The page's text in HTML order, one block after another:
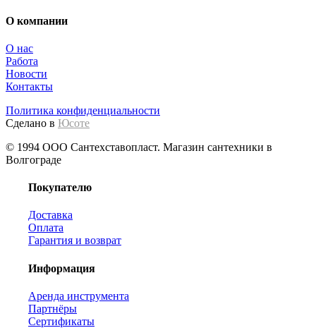
О компании
О нас
Работа
Новости
Контакты
Политика конфиденциальности
Сделано в Юсоте
© 1994 ООО Сантехставопласт. Магазин сантехники в
Волгограде
Покупателю
Доставка
Оплата
Гарантия и возврат
Информация
Аренда инструмента
Партнёры
Сертификаты